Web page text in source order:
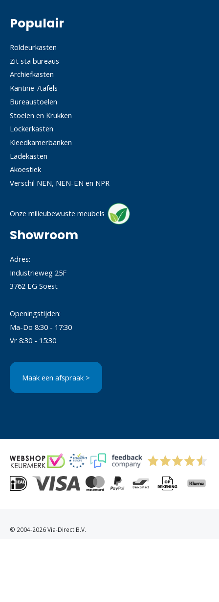
Populair
Roldeurkasten
Zit sta bureaus
Archiefkasten
Kantine-/tafels
Bureaustoelen
Stoelen en Krukken
Lockerkasten
Kleedkamerbanken
Ladekasten
Akoestiek
Verschil NEN, NEN-EN en NPR
Onze milieubewuste meubels
Showroom
Adres:
Industrieweg 25F
3762 EG Soest
Openingstijden:
Ma-Do 8:30 - 17:30
Vr 8:30 - 15:30
Maak een afspraak >
© 2004-2026 Via-Direct B.V.